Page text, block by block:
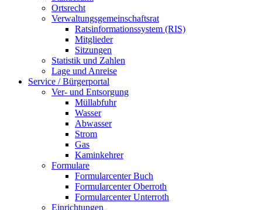
Ortsrecht
Verwaltungsgemeinschaftsrat
Ratsinformationssystem (RIS)
Mitglieder
Sitzungen
Statistik und Zahlen
Lage und Anreise
Service / Bürgerportal
Ver- und Entsorgung
Müllabfuhr
Wasser
Abwasser
Strom
Gas
Kaminkehrer
Formulare
Formularcenter Buch
Formularcenter Oberroth
Formularcenter Unterroth
Einrichtungen